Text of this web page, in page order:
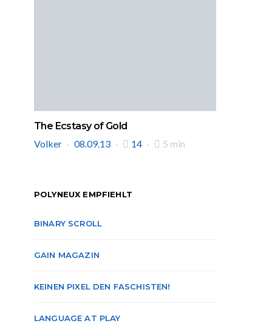
The Ecstasy of Gold
Volker
08.09.13 14 5 min
POLYNEUX EMPFIEHLT
BINARY SCROLL
GAIN MAGAZIN
KEINEN PIXEL DEN FASCHISTEN!
LANGUAGE AT PLAY